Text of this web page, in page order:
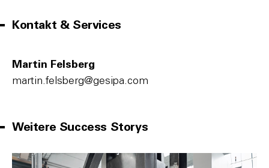
Kontakt & Services
Martin Felsberg
martin.felsberg@gesipa.com
Weitere Success Storys